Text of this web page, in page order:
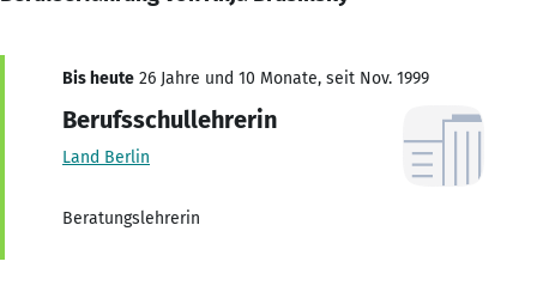
Bis heute 26 Jahre und 10 Monate, seit Nov. 1999
Berufsschullehrerin
Land Berlin
Beratungslehrerin